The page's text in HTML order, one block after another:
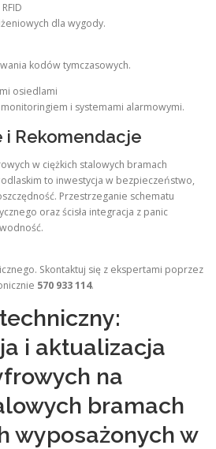
dla wygody.
kodów tymczasowych.
osiedlami
i systemami alarmowymi.
i Rekomendacje
w ciężkich stalowych bramach
to inwestycja w bezpieczeństwo,
Przestrzeganie schematu
oraz ścisła integracja z panic
Skontaktuj się z ekspertami poprzez
570 933 114.
i aktualizacja
na
bramach
wyposażonych w